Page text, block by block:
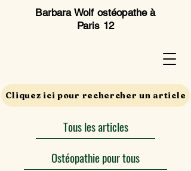
Barbara Wolf ostéopathe à
Paris 12
Cliquez ici pour rechercher un article
Tous les articles
Ostéopathie pour tous